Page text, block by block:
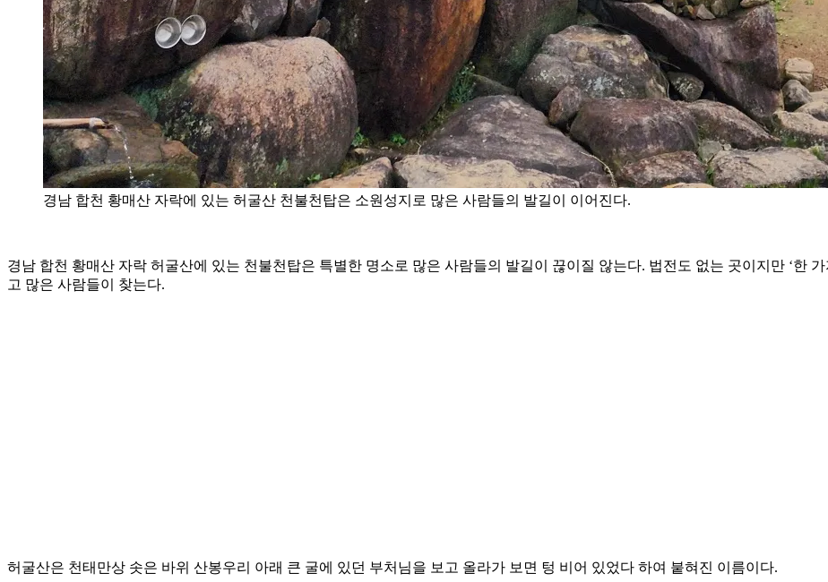
경남 합천 황매산 자락에 있는 허굴산 천불천탑은 소원성지로 많은 사람들의 발길이 이어진다.
경남 합천 황매산 자락 허굴산에 있는 천불천탑은 특별한 명소로 많은 사람들의 발길이 끊이질 않는다. 법전도 없는 곳이지만 ‘한
고 많은 사람들이 찾는다.
허굴산은 천태만상 솟은 바위 산봉우리 아래 큰 굴에 있던 부처님을 보고 올라가 보면 텅 비어 있었다 하여 붙혀진 이름이다.